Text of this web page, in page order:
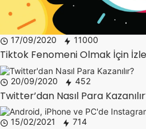
17/09/2020 11000
Tiktok Fenomeni Olmak İçin
20/09/2020 452
Twitter’dan Nasıl Para
15/02/2021 714